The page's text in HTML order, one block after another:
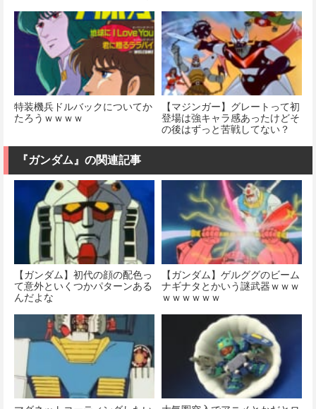
特装機兵ドルバックについてか
たろうｗｗｗｗ
【マジンガー】グレートって初
登場は強キャラ感あったけどそ
の後はずっと苦戦してない？
『ガンダム』の関連記事
【ガンダム】初代の顔の配色っ
て意外といくつかパターンある
んだよな
【ガンダム】ゲルググのビーム
ナギナタとかいう謎武器ｗｗｗ
ｗｗｗｗｗｗ